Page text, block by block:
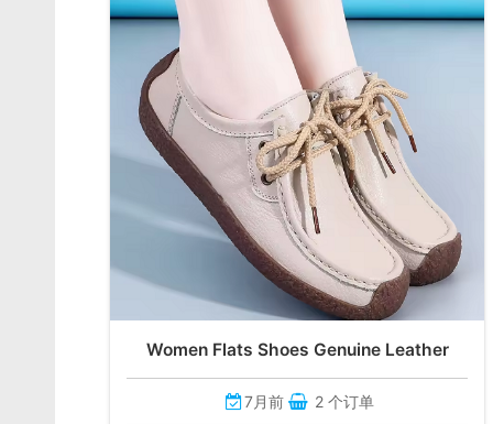
Women Flats Shoes Genuine Leather
7月前 2 个订单